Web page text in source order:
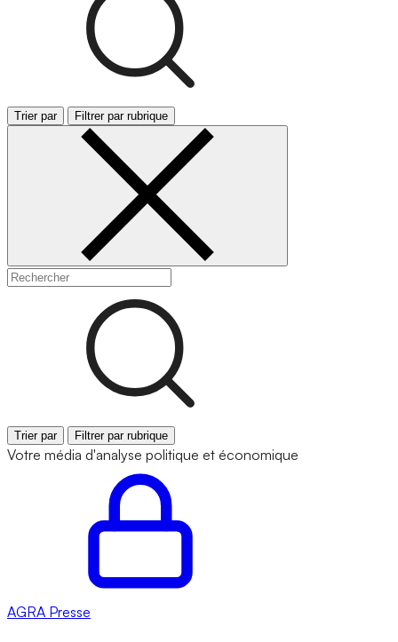
Trier par Filtrer par rubrique
Trier par Filtrer par rubrique
Votre média d'analyse politique et économique
AGRA Presse